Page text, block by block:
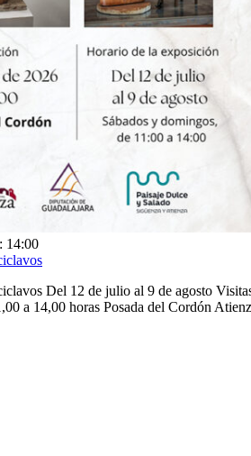
14:00
Del 12 de julio al 9 de agosto
a 14,00 horas Posada del Cordón